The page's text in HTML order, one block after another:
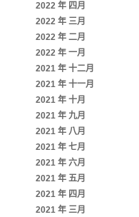
2022 年 四月
2022 年 三月
2022 年 二月
2022 年 一月
2021 年 十二月
2021 年 十一月
2021 年 十月
2021 年 九月
2021 年 八月
2021 年 七月
2021 年 六月
2021 年 五月
2021 年 四月
2021 年 三月